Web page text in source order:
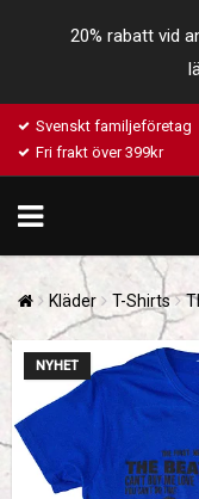
20% rabatt vid
Svenskt familjeföretag
Fri frakt över 399kr
Kläder T-Shirts
NYHET